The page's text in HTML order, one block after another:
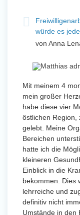
würde es
von Anna
Mit meinem 4
mein großer
habe diese vier
östlichen Region,
gelebt. Meine
Bereichen
hatte ich die
kleineren
Einblick in die
bekommen. Dies
lehrreiche und
definitiv nicht
Umstände in den